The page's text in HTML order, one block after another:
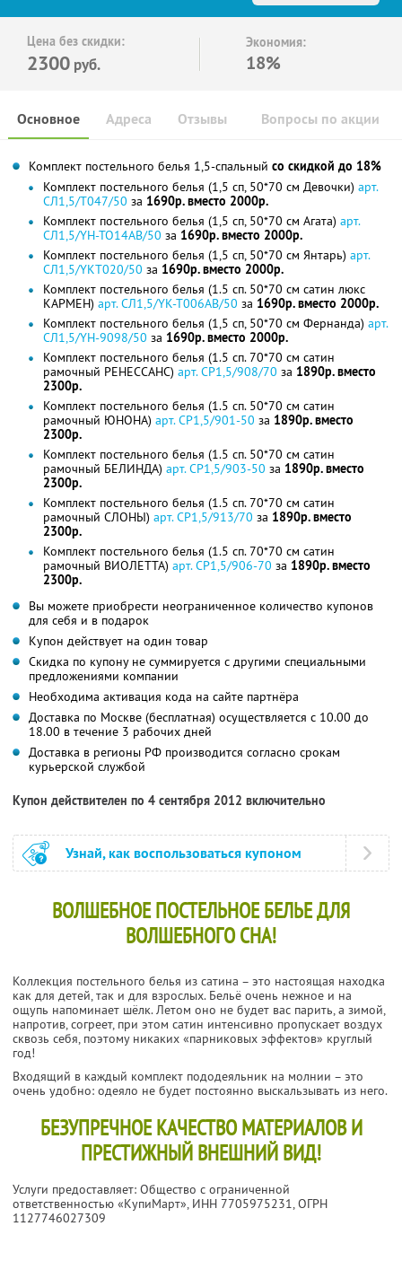
Цена без скидки:
2300 руб.
Экономия:
18%
Основное Отзывы Вопросы по акции
Адреса
Комплект постельного белья 1,5-спальный со скидкой до 18%
Комплект постельного белья (1,5 сп, 50*70 см Девочки) арт.
СЛ1,5/T047/50 за 1690р. вместо 2000р.
Комплект постельного белья (1,5 сп, 50*70 см Агата) арт.
СЛ1,5/YH-TO14AB/50 за 1690р. вместо 2000р.
Комплект постельного белья (1,5 сп, 50*70 см Янтарь) арт.
СЛ1,5/YKT020/50 за 1690р. вместо 2000р.
Комплект постельного белья (1.5 сп. 50*70 см сатин люкс
КАРМЕН) арт. СЛ1,5/YK-T006AB/50 за 1690р. вместо 2000р.
Комплект постельного белья (1,5 сп, 50*70 см Фернанда) арт.
СЛ1,5/YH-9098/50 за 1690р. вместо 2000р.
Комплект постельного белья (1.5 сп. 70*70 см сатин
рамочный РЕНЕССАНС) арт. СР1,5/908/70 за 1890р. вместо
2300р.
Комплект постельного белья (1.5 сп. 50*70 см сатин
рамочный ЮНОНА) арт. СР1,5/901-50 за 1890р. вместо
2300р.
Комплект постельного белья (1.5 сп. 50*70 см сатин
рамочный БЕЛИНДА) арт. СР1,5/903-50 за 1890р. вместо
2300р.
Комплект постельного белья (1.5 сп. 70*70 см сатин
рамочный СЛОНЫ) арт. СР1,5/913/70 за 1890р. вместо
2300р.
Комплект постельного белья (1.5 сп. 70*70 см сатин
рамочный ВИОЛЕТТА) арт. СР1,5/906-70 за 1890р. вместо
2300р.
Вы можете приобрести неограниченное количество купонов
для себя и в подарок
Купон действует на один товар
Скидка по купону не суммируется с другими специальными
предложениями компании
Необходима активация кода на сайте партнёра
Доставка по Москве (бесплатная) осуществляется с 10.00 до
18.00 в течение 3 рабочих дней
Доставка в регионы РФ производится согласно срокам
курьерской службой
Купон действителен по 4 сентября 2012 включительно
Узнай, как воспользоваться купоном
ВОЛШЕБНОЕ ПОСТЕЛЬНОЕ БЕЛЬЕ ДЛЯ
ВОЛШЕБНОГО СНА!
Коллекция постельного белья из сатина – это настоящая находка
как для детей, так и для взрослых. Бельё очень нежное и на
ощупь напоминает шёлк. Летом оно не будет вас парить, а зимой,
напротив, согреет, при этом сатин интенсивно пропускает воздух
сквозь себя, поэтому никаких «парниковых эффектов» круглый
год!
Входящий в каждый комплект пододеяльник на молнии – это
очень удобно: одеяло не будет постоянно выскальзывать из него.
БЕЗУПРЕЧНОЕ КАЧЕСТВО МАТЕРИАЛОВ И
ПРЕСТИЖНЫЙ ВНЕШНИЙ ВИД!
Услуги предоставляет: Общество с ограниченной
ответственностью «КупиМарт», ИНН 7705975231, ОГРН
1127746027309